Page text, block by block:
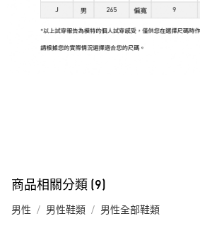
商品相關分類 (9)
男性 男性鞋類 男性全部鞋類